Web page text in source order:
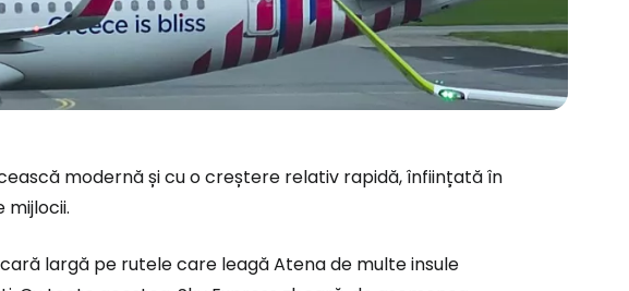
modernă și cu o creștere relativ rapidă, înființată în
mijlocii.
largă pe rutele care leagă Atena de multe insule